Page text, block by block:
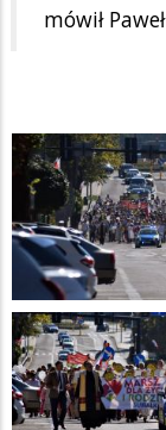
mówił